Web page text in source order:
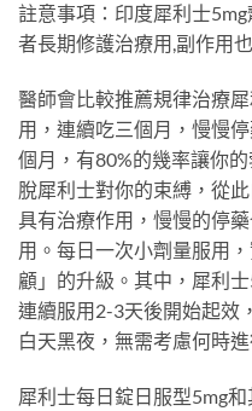
註意事項：印度犀利士
者長期修護治療用,副作用
醫師會比較推薦規律治療
用，連續吃三個月，慢慢
個月，有80%的幾率讓你
脫犀利士對你的束縛，從
具有治療作用，慢慢的停
用。每日一次小劑量服用
顧」的升級。其中，犀利
連續服用2-3天後開始起效
白天黑夜，無需考慮何時
犀利士每日錠日服型5mg